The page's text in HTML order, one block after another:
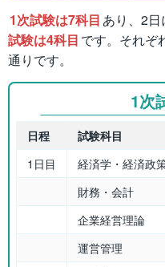
1次試験は7科目 あり、2日
試験は4科目 です。それぞ
通りです。
1次
日程 試験科目
1日目
経済学・経済政
財務・会計
企業経営理論
運営管理